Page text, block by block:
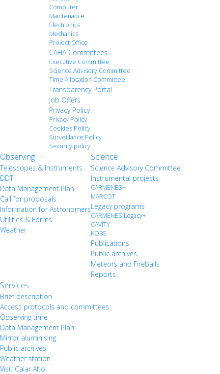
Computer
Maintenance
Electronics
Mechanics
Project Office
CAHA Committees
Executive Committee
Science Advisory Committee
Time Allocation Committee
Transparency Portal
Job Offers
Privacy Policy
Privacy Policy
Cookies Policy
Surveillance Policy
Security policy
Observing
Telescopes & Instruments
DDT
Data Management Plan
Call for proposals
Information for Astronomers
Utilities & Forms
Weather
Science
Science Advisory Committee
Instrumental projects
CARMENES+
MARCOT
Legacy programs
CARMENES Legacy+
CAVITY
KOBE
Publications
Public archives
Meteors and Fireballs
Reports
Services
Brief description
Access protocols and committees
Observing time
Data Management Plan
Mirror aluminising
Public archives
Weather station
Visit Calar Alto